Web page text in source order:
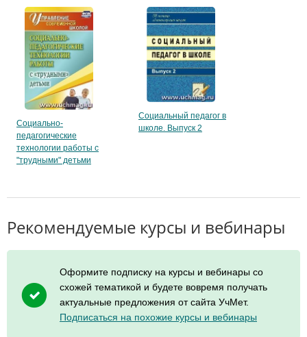
Социально-
педагогические
технологии работы с
"трудными" детьми
Социальный педагог в
школе. Выпуск 2
Рекомендуемые курсы и вебинары
Оформите подписку на курсы и вебинары со
схожей тематикой и будете вовремя получать
актуальные предложения от сайта УчМет.
Подписаться на похожие курсы и вебинары